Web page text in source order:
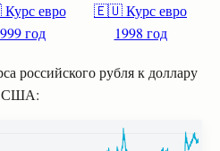
евро
год
🇪🇺 Курс евро
1998 год
российского рубля к доллару
США: